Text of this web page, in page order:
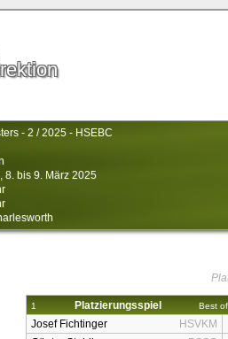
- 2 / 2025 - HSEBC
8. bis 9. März 2025
1 Platzierungsspiel Best
Josef Fichtinger
HSVKM